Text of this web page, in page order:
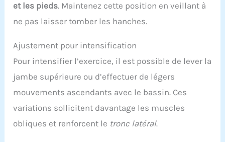
et les pieds. Maintenez cette position en veillant à
ne pas laisser tomber les hanches.
Ajustement pour intensification
Pour intensifier l’exercice, il est possible de lever la
jambe supérieure ou d’effectuer de légers
mouvements ascendants avec le bassin. Ces
variations sollicitent davantage les muscles
obliques et renforcent le tronc latéral.